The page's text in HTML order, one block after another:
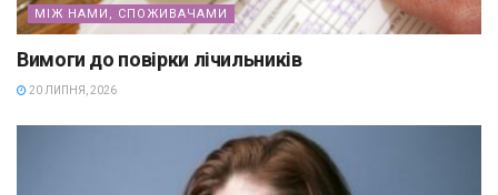
МІЖ НАМИ, СПОЖИВАЧАМИ
Вимоги до повірки лічильників
20 ЛИПНЯ, 2026